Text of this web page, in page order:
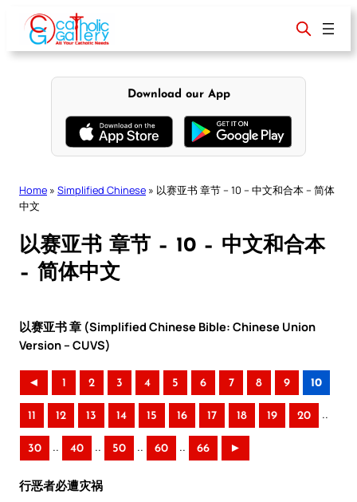
content
Download our App
Home » Simplified Chinese » 以赛亚书 章节 – 10 – 中文和合本 – 简体
中文
以赛亚书 章节 – 10 – 中文和合本
– 简体中文
以赛亚书 章 (Simplified Chinese Bible: Chinese Union
Version – CUVS)
◄ 1 2 3 4 5 6 7 8 9 10
11 12 13 14 15 16 17 18 19 20 ..
30 .. 40 .. 50 .. 60 .. 66 ►
行恶者必遭灾祸